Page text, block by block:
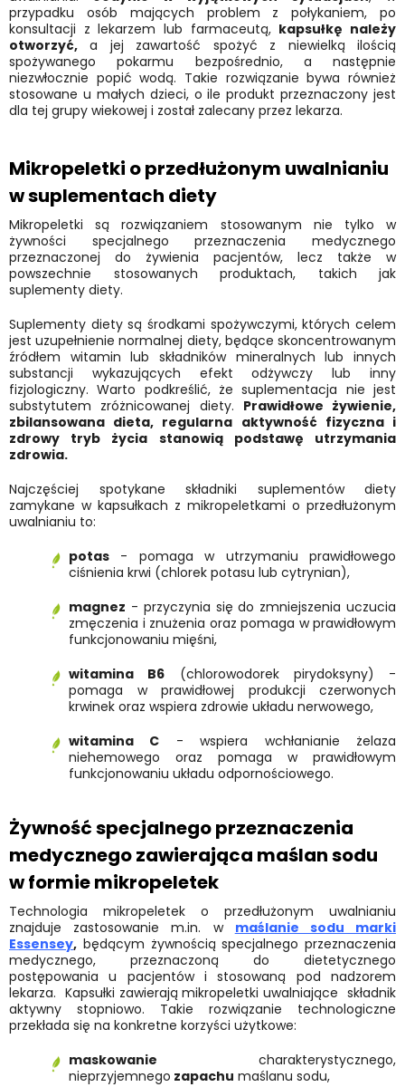
przypadku osób mających problem z połykaniem, po
konsultacji z lekarzem lub farmaceutą, kapsułkę należy
otworzyć, a jej zawartość spożyć z niewielką ilością
spożywanego pokarmu bezpośrednio, a następnie
niezwłocznie popić wodą. Takie rozwiązanie bywa również
stosowane u małych dzieci, o ile produkt przeznaczony jest
dla tej grupy wiekowej i został zalecany przez lekarza.
Mikropeletki o przedłużonym uwalnianiu
w suplementach diety
Mikropeletki są rozwiązaniem stosowanym nie tylko w
żywności specjalnego przeznaczenia medycznego
przeznaczonej do żywienia pacjentów, lecz także w
powszechnie stosowanych produktach, takich jak
suplementy diety.
Suplementy diety są środkami spożywczymi, których celem
jest uzupełnienie normalnej diety, będące skoncentrowanym
źródłem witamin lub składników mineralnych lub innych
substancji wykazujących efekt odżywczy lub inny
fizjologiczny. Warto podkreślić, że suplementacja nie jest
substytutem zróżnicowanej diety. Prawidłowe żywienie,
zbilansowana dieta, regularna aktywność fizyczna i
zdrowy tryb życia stanowią podstawę utrzymania
zdrowia.
Najczęściej spotykane składniki suplementów diety
zamykane w kapsułkach z mikropeletkami o przedłużonym
uwalnianiu to:
potas - pomaga w utrzymaniu prawidłowego
ciśnienia krwi (chlorek potasu lub cytrynian),
magnez - przyczynia się do zmniejszenia uczucia
zmęczenia i znużenia oraz pomaga w prawidłowym
funkcjonowaniu mięśni,
witamina B6 (chlorowodorek pirydoksyny) -
pomaga w prawidłowej produkcji czerwonych
krwinek oraz wspiera zdrowie układu nerwowego,
witamina C - wspiera wchłanianie żelaza
niehemowego oraz pomaga w prawidłowym
funkcjonowaniu układu odpornościowego.
Żywność specjalnego przeznaczenia
medycznego zawierająca maślan sodu
w formie mikropeletek
Technologia mikropeletek o przedłużonym uwalnianiu
znajduje zastosowanie m.in. w maślanie sodu marki
Essensey, będącym żywnością specjalnego przeznaczenia
medycznego, przeznaczoną do dietetycznego
postępowania u pacjentów i stosowaną pod nadzorem
lekarza. Kapsułki zawierają mikropeletki uwalniające składnik
aktywny stopniowo. Takie rozwiązanie technologiczne
przekłada się na konkretne korzyści użytkowe:
maskowanie charakterystycznego,
nieprzyjemnego zapachu maślanu sodu,